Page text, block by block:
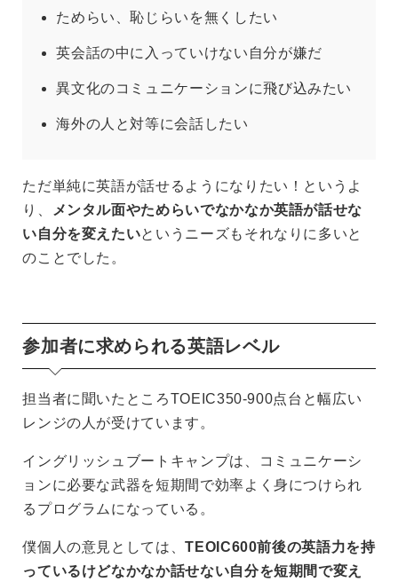
ためらい、恥じらいを無くしたい
英会話の中に入っていけない自分が嫌だ
異文化のコミュニケーションに飛び込みたい
海外の人と対等に会話したい
ただ単純に英語が話せるようになりたい！というよ
り、
メンタル面やためらいでなかなか英語が話せな
い自分を変えたいというニーズもそれなりに多いと
のことでした。
参加者に求められる英語レベル
担当者に聞いたところTOEIC350-900点台と幅広い
レンジの人が受けています。
イングリッシュブートキャンプは、コミュニケーシ
ョンに必要な武器を短期間で効率よく身につけられ
るプログラムになっている。
僕個人の意見としては、TEOIC600前後の英語力を持
っているけどなかなか話せない自分を短期間で変え